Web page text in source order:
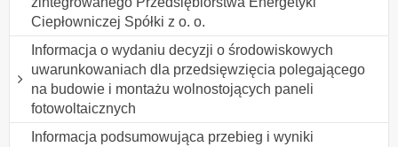
Ciepłowniczej Spółki z o. o.
Informacja o wydaniu decyzji o środowiskowych
uwarunkowaniach dla przedsięwzięcia polegającego
na budowie i montażu wolnostojących paneli
fotowoltaicznych
Informacja podsumowująca przebieg i wyniki